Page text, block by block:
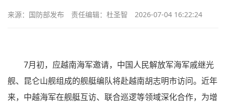
来源：国防部发布 责任编辑：杜圣智 2026-07-04 16:22:24
7月初，应越南海军邀请，中国人民解放军海军戚继光
舰、昆仑山舰组成的舰艇编队将赴越南胡志明市访问。近年
来，中越海军在舰艇互访、联合巡逻等领域深化合作，为增